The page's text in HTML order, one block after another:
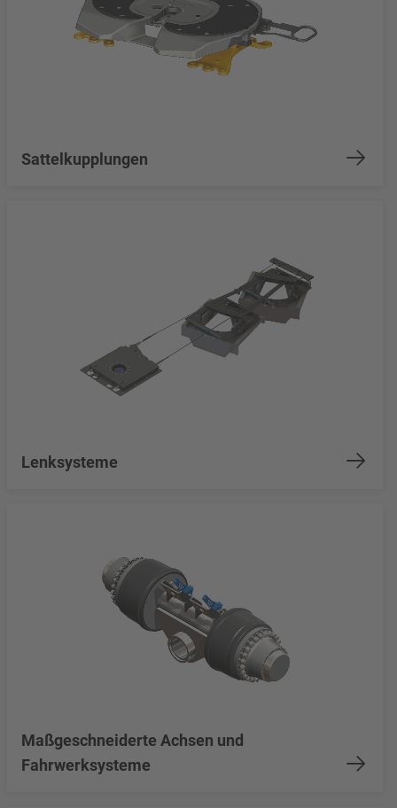
Sattelkupplungen
Lenksysteme
Maßgeschneiderte Achsen und
Fahrwerksysteme